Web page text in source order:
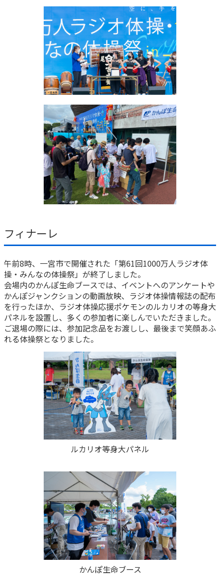
フィナーレ
午前8時、一宮市で開催された「第61回1000万人ラジオ体
操・みんなの体操祭」が終了しました。
会場内のかんぽ生命ブースでは、イベントへのアンケートや
かんぽジャンクションの動画放映、ラジオ体操情報誌の配布
を行ったほか、ラジオ体操応援ポケモンのルカリオの等身大
パネルを設置し、多くの参加者に楽しんでいただきました。
ご退場の際には、参加記念品をお渡しし、最後まで笑顔あふ
れる体操祭となりました。
ルカリオ等身大パネル
かんぽ生命ブース